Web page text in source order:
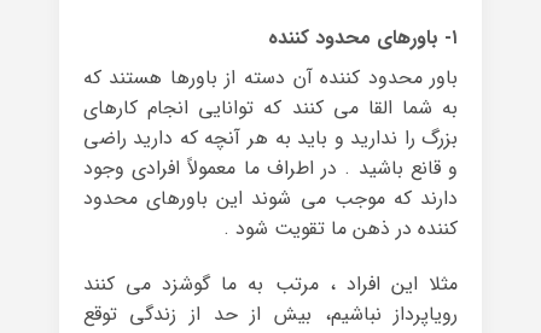
۱- باورهای محدود کننده
باور محدود کننده آن دسته از باورها هستند که
به شما القا می کنند که توانایی انجام کارهای
بزرگ را ندارید و باید به هر آنچه که دارید راضی
و قانع باشید . در اطراف ما معمولاً افرادی وجود
دارند که موجب می شوند این باورهای محدود
کننده در ذهن ما تقویت شود .
مثلا این افراد ، مرتب به ما گوشزد می کنند
رویاپرداز نباشیم، بیش از حد از زندگی توقع